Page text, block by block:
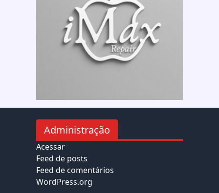
Administração
Acessar
Feed de posts
Feed de comentários
WordPress.org